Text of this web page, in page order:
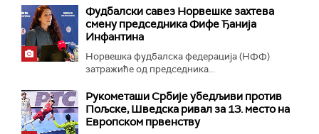
Фудбалски савез Норвешке захтева
смену председника Фифе Ђанија
Инфантина
Норвешка фудбалска федерација (НФФ)
затражиће од председника...
Рукометаши Србије убедљиви против
Пољске, Шведска ривал за 13. место на
Европском првенству